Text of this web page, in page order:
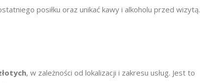
posiłku oraz unikać kawy i alkoholu przed wizytą.
, w zależności od lokalizacji i zakresu usług. Jest to